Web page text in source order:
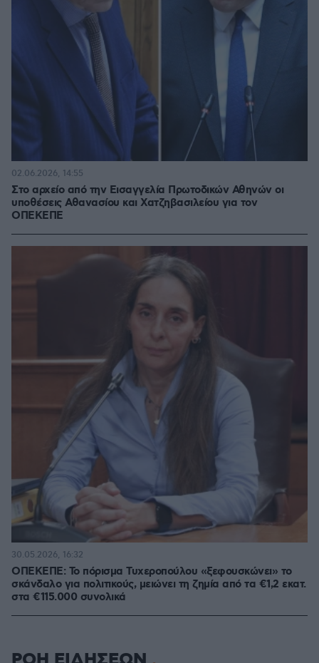
Στο αρχείο από την Εισαγγελία Πρωτοδικών Αθηνών οι
υποθέσεις Αθανασίου και Χατζηβασιλείου για τον
ΟΠΕΚΕΠΕ
02.06.2026, 14:55
ΟΠΕΚΕΠΕ: Το πόρισμα Τυχεροπούλου «ξεφουσκώνει» το
σκάνδαλο για πολιτικούς, μειώνει τη ζημία από τα €1,2 εκατ.
στα €115.000 συνολικά
30.05.2026, 16:32